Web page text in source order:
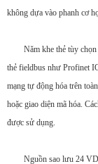
không dựa vào phanh cơ
Năm khe thẻ tùy
thẻ fieldbus như Profinet
mạng tự động hóa trên
hoặc giao diện mã hóa.
được sử dụng.
Nguồn sao lưu 24